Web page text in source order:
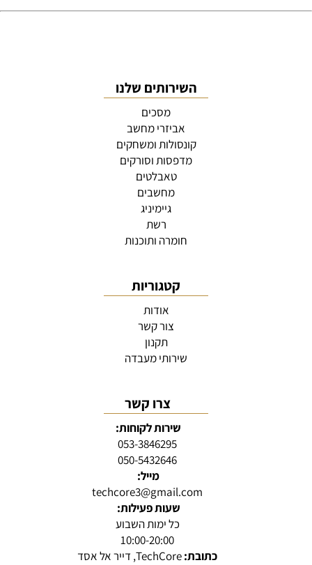
השירותים שלנו
מסכים
אביזרי מחשב
קונסולות ומשחקים
מדפסות וסורקים
טאבלטים
מחשבים
גיימיניג
רשת
חומרה ותוכנות
קטגוריות
אודות
צור קשר
תקנון
שירותי מעבדה
צרו קשר
שירות לקוחות:
053-3846295
050-5432646
מייל:
techcore3@gmail.com
שעות פעילות:
כל ימות השבוע
10:00-20:00
כתובת:TechCore, דייר אל אסד